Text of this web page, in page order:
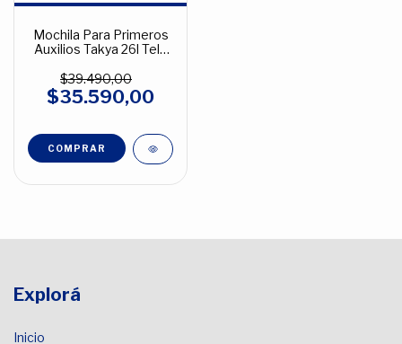
Mochila Para Primeros
Auxilios Takya 26l Tela
$39.490,00
$35.590,00
COMPRAR
Explorá
Inicio